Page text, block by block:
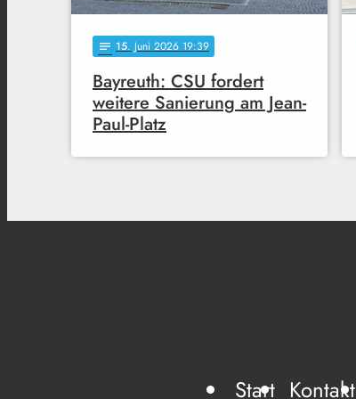
notes 15. Juni 2026 19:39
Bayreuth: CSU fordert
weitere Sanierung am Jean-
Paul-Platz
Start Kontakt